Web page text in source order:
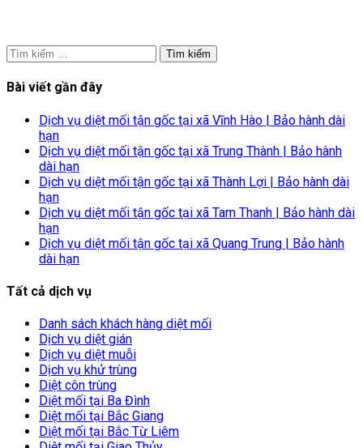
Tìm
kiếm
cho:
Bài viết gần đây
Dịch vụ diệt mối tận gốc tại xã Vĩnh Hào | Bảo hành dài
hạn
Dịch vụ diệt mối tận gốc tại xã Trung Thành | Bảo hành
dài hạn
Dịch vụ diệt mối tận gốc tại xã Thành Lợi | Bảo hành dài
hạn
Dịch vụ diệt mối tận gốc tại xã Tam Thanh | Bảo hành dài
hạn
Dịch vụ diệt mối tận gốc tại xã Quang Trung | Bảo hành
dài hạn
Tất cả dịch vụ
Danh sách khách hàng diệt mối
Dịch vụ diệt gián
Dịch vụ diệt muỗi
Dịch vụ khử trùng
Diệt côn trùng
Diệt mối tại Ba Đình
Diệt mối tại Bắc Giang
Diệt mối tại Bắc Từ Liêm